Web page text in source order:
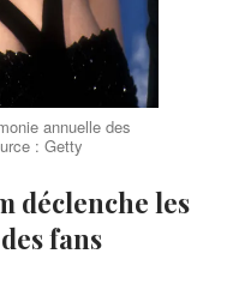
annuelle des
: Getty
fans